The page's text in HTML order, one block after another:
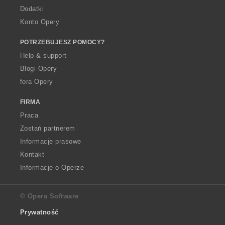
Dodatki
Konto Opery
POTRZEBUJESZ POMOCY?
Help & support
Blogi Opery
fora Opery
FIRMA
Praca
Zostań partnerem
Informacje prasowe
Kontakt
Informacje o Operze
© Opera Software
Prywatność